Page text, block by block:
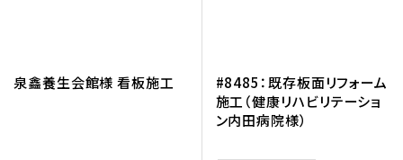
泉鑫養生会館様 看板施工
#8485：既存板面リフォーム
施工（健康リハビリテーショ
ン内田病院様）